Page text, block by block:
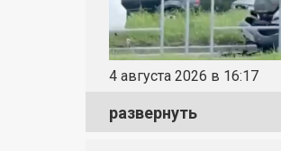
4 августа 2026 в 16:17
развернуть